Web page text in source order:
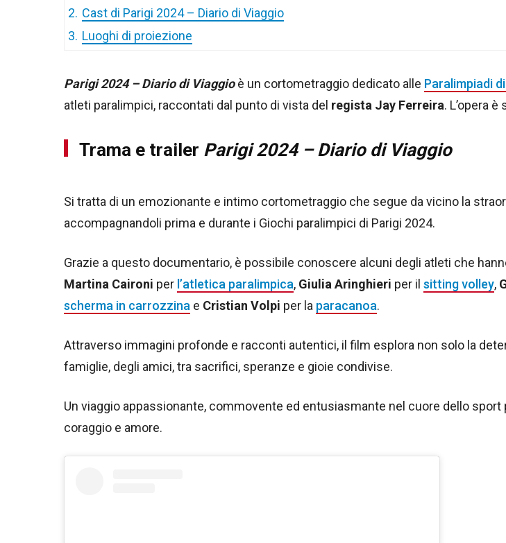
2. Cast di Parigi 2024 – Diario di Viaggio
3. Luoghi di proiezione
Parigi 2024 – Diario di Viaggioè un cortometraggio dedicato alle Paralimpiadi
atleti paralimpici, raccontati dal punto di vista del regista Jay Ferreira. L’opera
Trama e trailer Parigi 2024 – Diario di Viaggio
Si tratta di un emozionante e intimo cortometraggio che segue da vicino la
accompagnandoli prima e durante i Giochi paralimpici di Parigi 2024.
Grazie a questo documentario, è possibile conoscere alcuni degli atleti che
Martina Caironi per l’atletica paralimpica, Giulia Aringhieri per il sitting volley,
scherma in carrozzina e Cristian Volpi per la paracanoa.
Attraverso immagini profonde e racconti autentici, il film esplora non solo la
famiglie, degli amici, tra sacrifici, speranze e gioie condivise.
Un viaggio appassionante, commovente ed entusiasmante nel cuore dello
coraggio e amore.